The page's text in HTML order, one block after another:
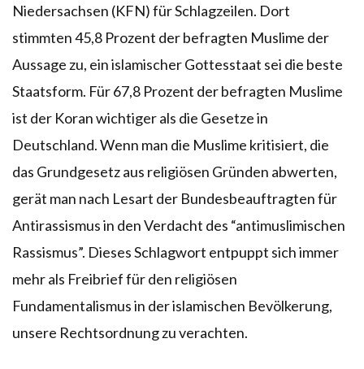
Niedersachsen (KFN) für Schlagzeilen. Dort
stimmten 45,8 Prozent der befragten Muslime der
Aussage zu, ein islamischer Gottesstaat sei die beste
Staatsform. Für 67,8 Prozent der befragten Muslime
ist der Koran wichtiger als die Gesetze in
Deutschland. Wenn man die Muslime kritisiert, die
das Grundgesetz aus religiösen Gründen abwerten,
gerät man nach Lesart der Bundesbeauftragten für
Antirassismus in den Verdacht des “antimuslimischen
Rassismus”. Dieses Schlagwort entpuppt sich immer
mehr als Freibrief für den religiösen
Fundamentalismus in der islamischen Bevölkerung,
unsere Rechtsordnung zu verachten.